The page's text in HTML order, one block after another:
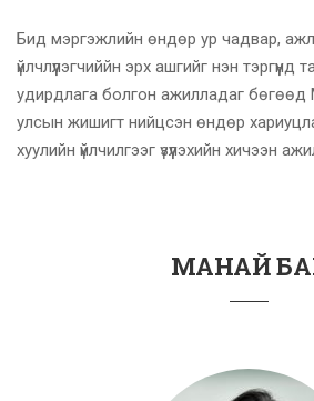
Бид мэргэжлийн өндөр ур чадвар,
үйлчлүүлэгчиййн эрх ашгийг нэн
удирдлага болгон ажилладаг бөгөөд
улсын жишигт нийцсэн өндөр
хуулийн үйлчилгээг үзүүлэхийн хичээн
МАНАЙ